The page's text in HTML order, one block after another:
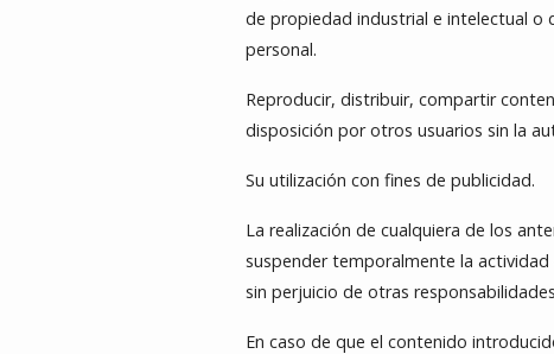
de propiedad industrial e intelectual o
personal.
Reproducir, distribuir, compartir
disposición por otros usuarios sin la
Su utilización con fines de publicidad.
La realización de cualquiera de los
suspender temporalmente la
sin perjuicio de otras
En caso de que el contenido